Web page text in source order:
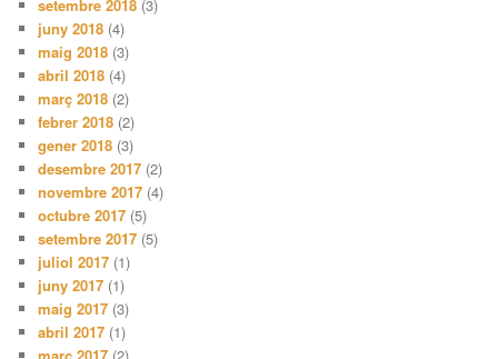
setembre 2018 (3)
juny 2018 (4)
maig 2018 (3)
abril 2018 (4)
març 2018 (2)
febrer 2018 (2)
gener 2018 (3)
desembre 2017 (2)
novembre 2017 (4)
octubre 2017 (5)
setembre 2017 (5)
juliol 2017 (1)
juny 2017 (1)
maig 2017 (3)
abril 2017 (1)